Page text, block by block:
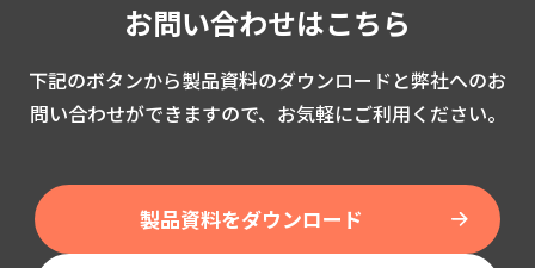
お問い合わせはこちら
下記のボタンから製品資料のダウンロードと弊社へのお
問い合わせができますので、お気軽にご利用ください。
製品資料をダウンロード